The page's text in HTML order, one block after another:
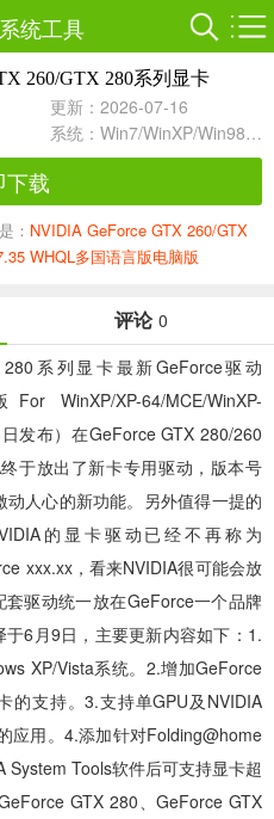
系统工具
260/GTX 280系列显卡
WHQL多国语言版
更新：2026-07-16
系统：Win7/WinXP/Win98/Win8/Win10兼容软件
下载
： NVIDIA GeForce GTX 260/GTX
WHQL多国语言版电脑版
评论 0
280系列显卡最新GeForce驱动
WinXP/XP-64/MCE/WinXP-
发布）在GeForce GTX 280/260
于放出了新卡专用驱动，版本号
人心的新功能。另外值得一提的
的显卡驱动已经不再称为
xxx.xx，看来NVIDIA很可能会放
驱动统一放在GeForce一个品牌
6月9日，主要更新内容如下：1.
XP/Vista系统。2.增加GeForce
的支持。3.支持单GPU及NVIDIA
应用。4.添加针对Folding@home
Tools软件后可支持显卡超
GTX 280、GeForce GTX